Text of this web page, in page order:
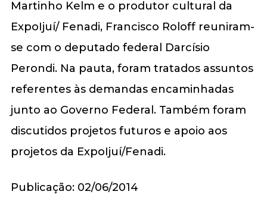
Martinho Kelm e o produtor cultural da
ExpoIjuí/ Fenadi, Francisco Roloff reuniram-
se com o deputado federal Darcísio
Perondi. Na pauta, foram tratados assuntos
referentes às demandas encaminhadas
junto ao Governo Federal. Também foram
discutidos projetos futuros e apoio aos
projetos da ExpoIjuí/Fenadi.
Publicação: 02/06/2014